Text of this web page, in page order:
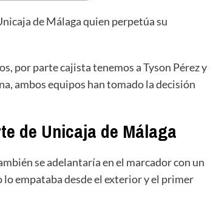
de Málaga quien perpetúa su
por parte cajista tenemos a Tyson Pérez y
ambos equipos han tomado la decisión
de Unicaja de Málaga
se adelantaría en el marcador con un
empataba desde el exterior y el primer